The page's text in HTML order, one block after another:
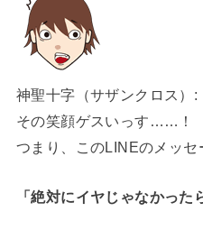
神聖十字（サザンクロス）:
その笑顔ゲスいっす……！
つまり、このLINEのメッセ
「絶対にイヤじゃなかった